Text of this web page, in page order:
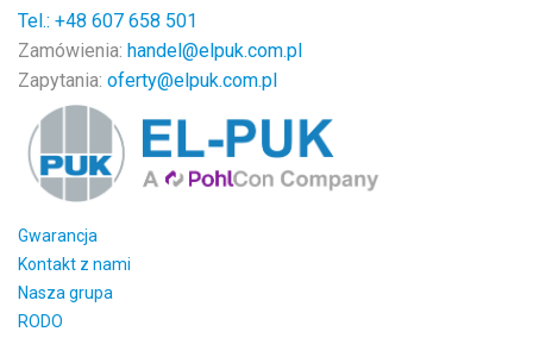
Tel.: +48 607 658 501
Zamówienia: handel@elpuk.com.pl
Zapytania: oferty@elpuk.com.pl
Gwarancja
Kontakt z nami
Nasza grupa
RODO